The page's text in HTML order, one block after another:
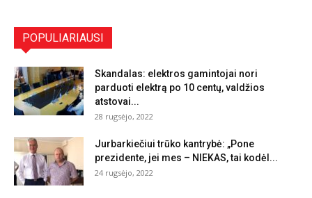
POPULIARIAUSI
Skandalas: elektros gamintojai nori
parduoti elektrą po 10 centų, valdžios
atstovai...
28 rugsėjo, 2022
Jurbarkiečiui trūko kantrybė: „Pone
prezidente, jei mes – NIEKAS, tai kodėl...
24 rugsėjo, 2022